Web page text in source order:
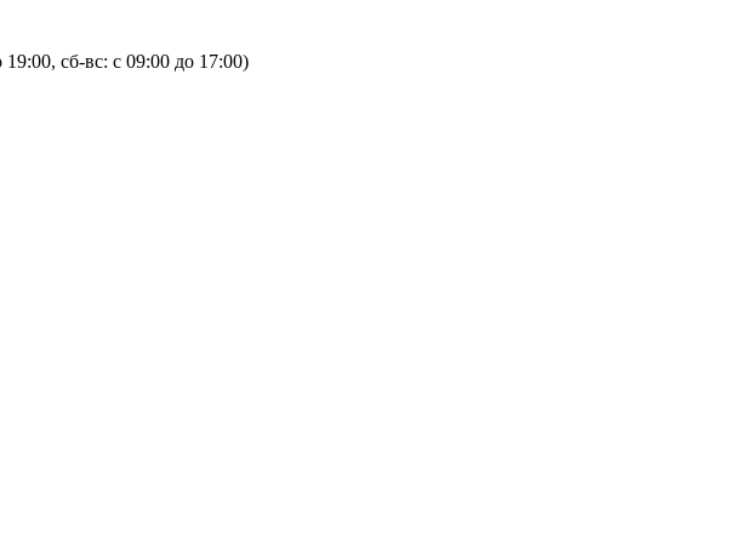
19:00, сб-вс: с 09:00 до 17:00)